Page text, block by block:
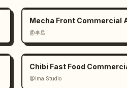
Mecha Front Commercial
@李岳
Chibi Fast Food
@Ima Studio